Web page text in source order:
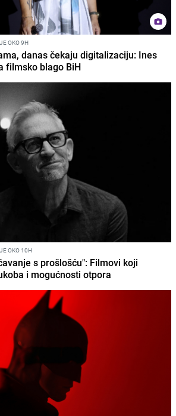
OKO 9H
danas čekaju digitalizaciju: Ines
filmsko blago BiH
OKO 10H
s prošlošću": Filmovi koji
i mogućnosti otpora